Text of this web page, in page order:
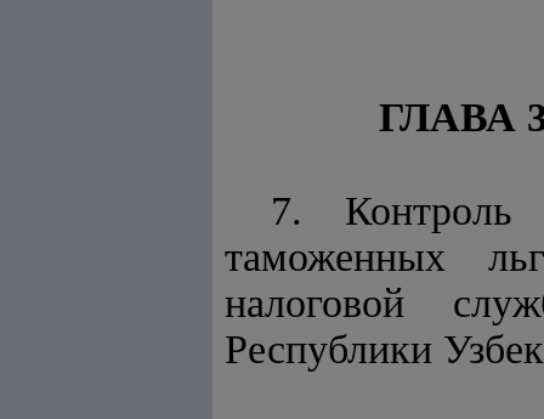
ГЛАВА
7. Контроль
таможенных
налоговой
Республики